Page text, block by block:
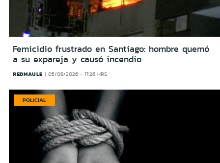
Femicidio frustrado en Santiago: hombre quemó
a su expareja y causó incendio
REDMAULE 05/08/2026 - 17:26 HRS
POLICIAL